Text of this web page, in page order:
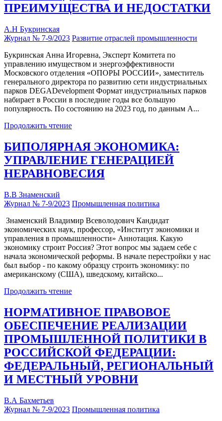
ПРЕИМУЩЕСТВА И НЕДОСТАТКИ
А.Н Букринская
Журнал № 7-9/2023 Развитие отраслей промышленности
Букринская Анна Игоревна, Эксперт Комитета по
управлению имуществом и энергоэффективности
Московского отделения «ОПОРЫ РОССИИ», заместитель
генерального директора по развитию сети индустриальных
парков DEGADevelopment Формат индустриальных парков
набирает в России в последние годы все большую
популярность. По состоянию на 2023 год, по данным А...
Продолжить чтение
БИПОЛЯРНАЯ ЭКОНОМИКА:
УПРАВЛЕНИЕ ГЕНЕРАЦИЕЙ
НЕРАВНОВЕСИЯ
В.В Знаменский
Журнал № 7-9/2023 Промышленная политика
Знаменский Владимир Всеволодович Кандидат
экономических наук, профессор, «Институт экономики и
управления в промышленности» Аннотация. Какую
экономику строит Россия? Этот вопрос мы задаем себе с
начала экономической реформы. В начале перестройки у нас
был выбор - по какому образцу строить экономику: по
американскому (США), шведскому, китайско...
Продолжить чтение
НОРМАТИВНОЕ ПРАВОВОЕ
ОБЕСПЕЧЕНИЕ РЕАЛИЗАЦИИ
ПРОМЫШЛЕННОЙ ПОЛИТИКИ В
РОССИЙСКОЙ ФЕДЕРАЦИИ:
ФЕДЕРАЛЬНЫЙ, РЕГИОНАЛЬНЫЙ
И МЕСТНЫЙ УРОВНИ
В.А Бахметьев
Журнал № 7-9/2023 Промышленная политика